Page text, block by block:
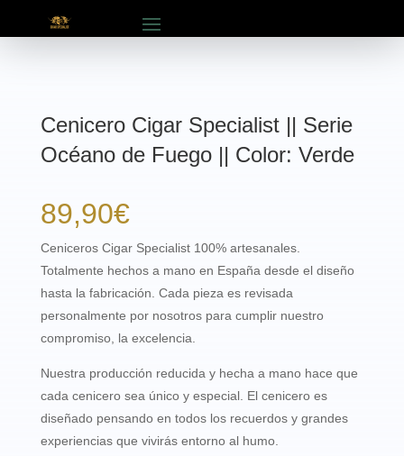
Cenicero Cigar Specialist || Serie
Océano de Fuego || Color: Verde
89,90€
Ceniceros Cigar Specialist 100% artesanales.
Totalmente hechos a mano en España desde el diseño
hasta la fabricación. Cada pieza es revisada
personalmente por nosotros para cumplir nuestro
compromiso, la excelencia.
Nuestra producción reducida y hecha a mano hace que
cada cenicero sea único y especial. El cenicero es
diseñado pensando en todos los recuerdos y grandes
experiencias que vivirás entorno al humo.